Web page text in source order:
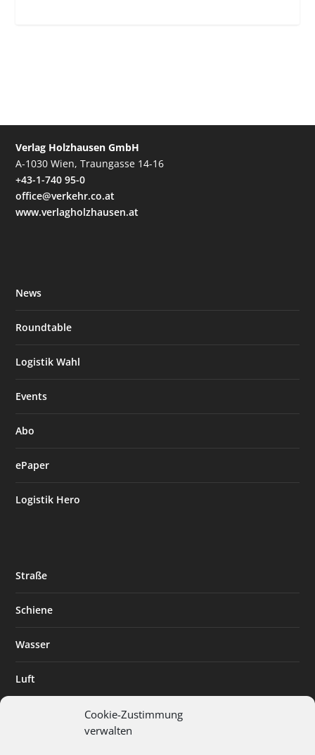
Cookie-Zustimmung
verwalten
Verlag Holzhausen GmbH
A-1030 Wien, Traungasse 14-16
+43-1-740 95-0
office@verkehr.co.at
www.verlagholzhausen.at
News
Roundtable
Logistik Wahl
Events
Abo
ePaper
Logistik Hero
Straße
Schiene
Wasser
Luft